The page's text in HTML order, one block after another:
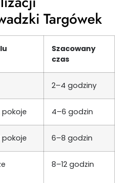
Targówek
Szacowany
czas
2–4 godziny
pokoje 4–6 godzin
pokoje 6–8 godzin
8–12 godzin